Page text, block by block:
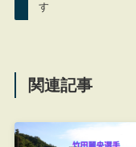
す
関連記事